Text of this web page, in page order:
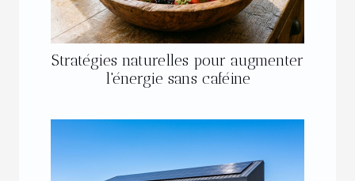
Stratégies naturelles pour augmenter
l'énergie sans caféine